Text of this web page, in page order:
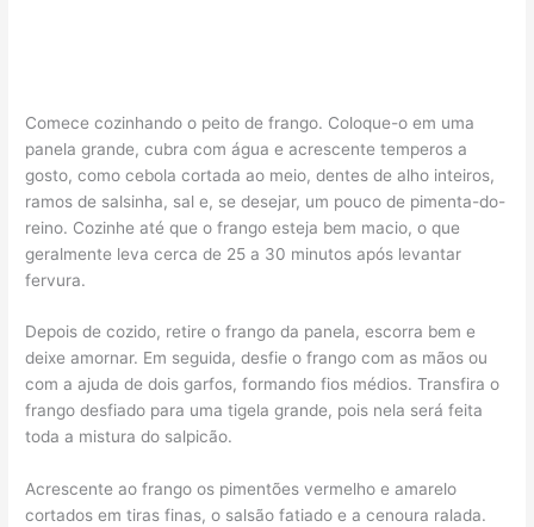
Comece cozinhando o peito de frango. Coloque-o em uma
panela grande, cubra com água e acrescente temperos a
gosto, como cebola cortada ao meio, dentes de alho inteiros,
ramos de salsinha, sal e, se desejar, um pouco de pimenta-do-
reino. Cozinhe até que o frango esteja bem macio, o que
geralmente leva cerca de 25 a 30 minutos após levantar
fervura.
Depois de cozido, retire o frango da panela, escorra bem e
deixe amornar. Em seguida, desfie o frango com as mãos ou
com a ajuda de dois garfos, formando fios médios. Transfira o
frango desfiado para uma tigela grande, pois nela será feita
toda a mistura do salpicão.
Acrescente ao frango os pimentões vermelho e amarelo
cortados em tiras finas, o salsão fatiado e a cenoura ralada.